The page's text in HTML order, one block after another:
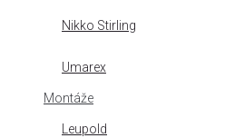
Nikko Stirling
Umarex
Montáže
Leupold